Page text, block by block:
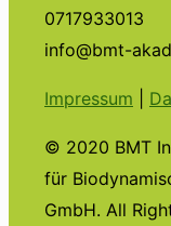
0717933013
info@bmt-
Impressum
© 2020 BMT
für
GmbH. All